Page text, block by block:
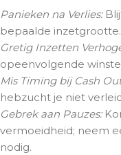
Panieken na Verlies:
bepaalde inzetgrootte.
Gretig Inzetten
opeenvolgende
Mis Timing bij Cash
hebzucht je niet
Gebrek aan Pauzes:
vermoeidheid; neem
nodig.